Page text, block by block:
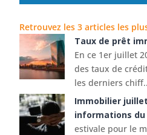
Retrouvez les 3 articles les
Taux de prêt
En ce 1er juillet
des taux de
les derniers
Immobilier
informations du
estivale pour le